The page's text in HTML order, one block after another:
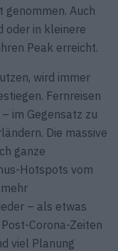
genommen. Auch
oder in kleinere
Peak erreicht.
wird immer
Fernreisen
im Gegensatz zu
Die massive
ganze
Hotspots vom
– als etwas
Corona-Zeiten
viel Planung